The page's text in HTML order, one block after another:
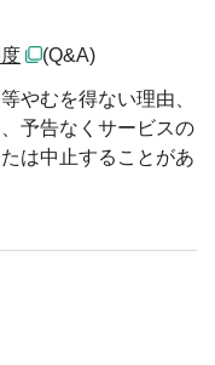
(Q&A)
やむを得ない理由、
予告なくサービスの
は中止することがあ